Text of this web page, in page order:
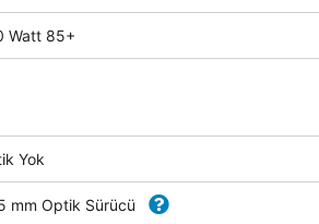
Watt 85+
Yok
mm Optik Sürücü